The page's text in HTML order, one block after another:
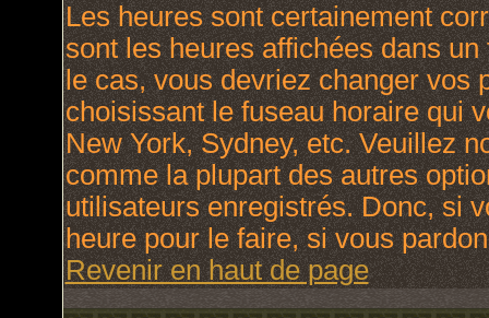
Les heures sont certainement
sont les heures affichées dans
le cas, vous devriez changer vos
choisissant le fuseau horaire qui
New York, Sydney, etc. Veuillez
comme la plupart des autres
utilisateurs enregistrés. Donc, si
heure pour le faire, si vous
Revenir en haut de page